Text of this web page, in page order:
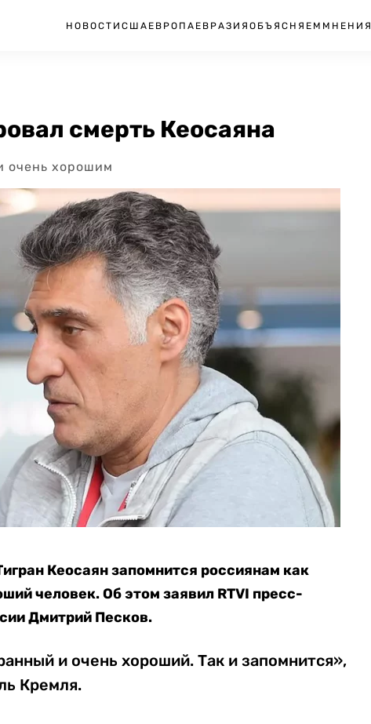
НОВОСТИ США ЕВРОПА ЕВРАЗИЯ ОБЪЯСНЯЕМ МНЕНИЯ
смерть Кеосаяна
очень хорошим
Кеосаян запомнится россиянам как
человек. Об этом заявил RTVI пресс-
Дмитрий Песков.
и очень хороший. Так и запомнится»,
Кремля.